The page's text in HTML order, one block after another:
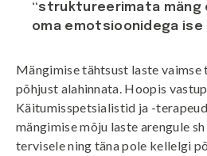
“struktureerimata mäng
oma emotsioonidega ise
Mängimise tähtsust laste
põhjust alahinnata. Hoopis
Käitumisspetsialistid ja -
mängimise mõju laste arengule
tervisele ning täna pole kellelgi